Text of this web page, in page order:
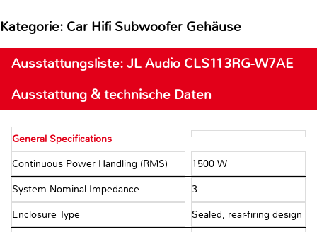
Kategorie: Car Hifi Subwoofer Gehäuse
Ausstattungsliste: JL Audio CLS113RG-W7AE
Ausstattung & technische Daten
General Specifications
Continuous Power Handling (RMS) 1500 W
System Nominal Impedance 3 Ω
Enclosure Type Sealed, rear-firing design